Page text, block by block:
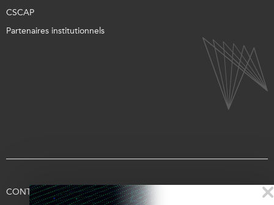
CSCAP
Partenaires institutionnels
CONTACTEZ-NOUS
CONDITIONS D’UTILISATION